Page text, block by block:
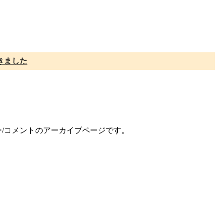
ました
メントのアーカイブページです。